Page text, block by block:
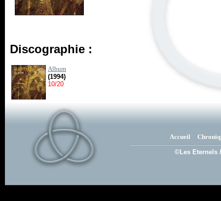
Discographie :
Album
(1994)
10/20
Accueil
©Les Eternels